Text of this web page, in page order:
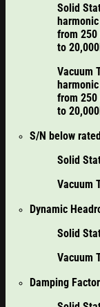
Solid
from
to
Vacuum
from
to
S/N below
Solid
Vacuum
Dynamic
Solid
Vacuum
Damping Factor